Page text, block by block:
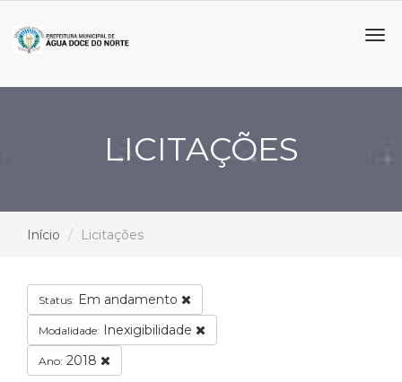
LICITAÇÕES
Início Licitações
Status: Em andamento
Modalidade: Inexigibilidade
Ano: 2018